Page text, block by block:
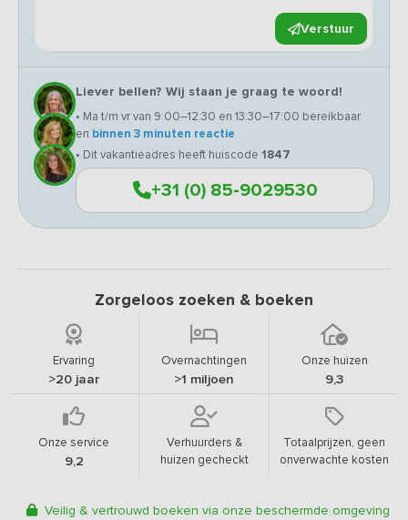
Verstuur
Liever bellen? Wij staan je graag te woord!
• Ma t/m vr van 9:00–12:30 en 13:30–17:00 bereikbaar
en binnen 3 minuten reactie
• Dit vakantieadres heeft huiscode 1847
+31 (0) 85-9029530
Zorgeloos zoeken & boeken
Ervaring
>20 jaar
Overnachtingen
>1 miljoen
Onze huizen
9,3
Onze service
9,2
Verhuurders &
huizen gecheckt
Totaalprijzen, geen
onverwachte kosten
Veilig & vertrouwd boeken via onze beschermde omgeving